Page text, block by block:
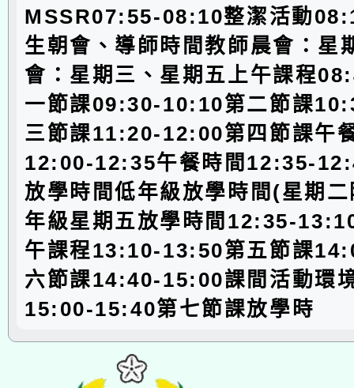
MSSR07:55-08:10整潔活動
生朝會、導師時間教師晨會：星
會：星期三、星期五上午課程
一節課09:30-10:10第二節課
三節課11:20-12:00第四節課午
12:00-12:35午餐時間12:35-
放學時間低年級放學時間(星期
年級星期五放學時間12:35-
午課程13:10-13:50第五節課
六節課14:40-15:00課間活動環
15:00-15:40第七節課放學時